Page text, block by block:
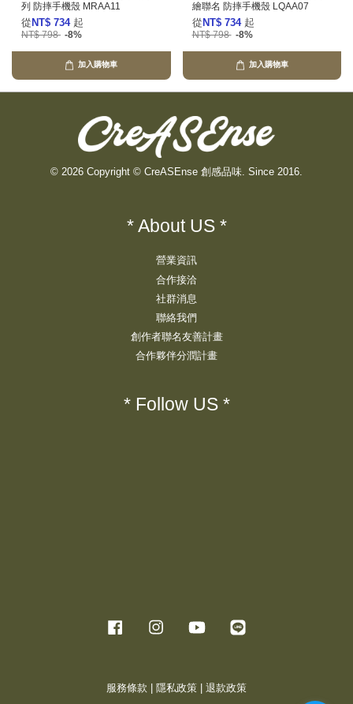
列 防摔手機殼 MRAA11
從 NT$ 734 起
NT$ 798 -8%
加入購物車
繪聯名 防摔手機殼 LQAA07
從 NT$ 734 起
NT$ 798 -8%
加入購物車
© 2026 Copyright © CreASEnse 創感品味. Since 2016.
* About US *
營業資訊
合作接洽
社群消息
聯絡我們
創作者聯名友善計畫
合作夥伴分潤計畫
* Follow US *
Facebook Instagram YouTube
服務條款 | 隱私政策 | 退款政策